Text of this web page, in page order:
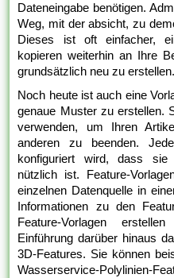
Dateneingabe benötigen.
Weg, mit der absicht, zu
Dieses ist oft einfacher,
kopieren weiterhin an Ihre
grundsätzlich neu zu erstellen.
Noch heute ist auch eine
genaue Muster zu erstellen.
verwenden, um Ihren
anderen zu beenden.
konfiguriert wird, dass sie
nützlich ist. Feature-
einzelnen Datenquelle in
Informationen zu den
Feature-Vorlagen
Einführung darüber hinaus
3D-Features. Sie können
Wasserservice-